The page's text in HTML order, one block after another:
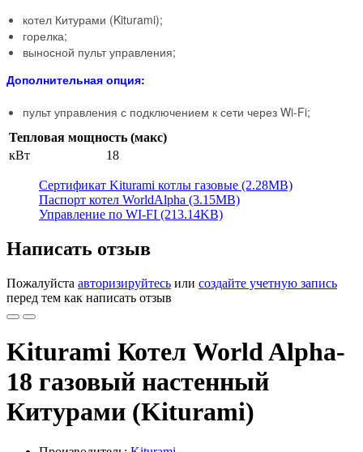
котел Китурами (Kiturami);
горелка;
выносной пульт управления;
Дополнительная опция:
пульт управления с подключением к сети через Wi-Fi;
Тепловая мощность (макс)
кВт
18
Сертификат Kiturami котлы газовые (2.28MB)
Паспорт котел WorldAlpha (3.15MB)
Управление по WI-FI (213.14KB)
Написать отзыв
Пожалуйста авторизируйтесь или создайте учетную запись
перед тем как написать отзыв
Kiturami Котел World Alpha-
18 газовый настенный
Китурами (Kiturami)